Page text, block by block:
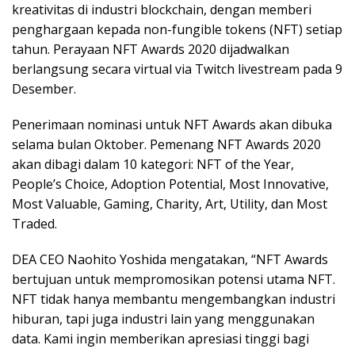
kreativitas di industri blockchain, dengan memberi
penghargaan kepada non-fungible tokens (NFT) setiap
tahun. Perayaan NFT Awards 2020 dijadwalkan
berlangsung secara virtual via Twitch livestream pada 9
Desember.
Penerimaan nominasi untuk NFT Awards akan dibuka
selama bulan Oktober. Pemenang NFT Awards 2020
akan dibagi dalam 10 kategori: NFT of the Year,
People’s Choice, Adoption Potential, Most Innovative,
Most Valuable, Gaming, Charity, Art, Utility, dan Most
Traded.
DEA CEO Naohito Yoshida mengatakan, “NFT Awards
bertujuan untuk mempromosikan potensi utama NFT.
NFT tidak hanya membantu mengembangkan industri
hiburan, tapi juga industri lain yang menggunakan
data. Kami ingin memberikan apresiasi tinggi bagi